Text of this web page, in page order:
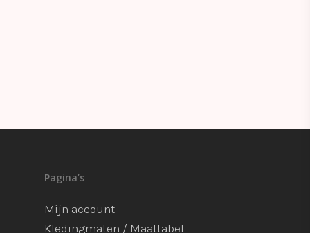
Pagina’s
Mijn account
Kledingmaten / Maattabel